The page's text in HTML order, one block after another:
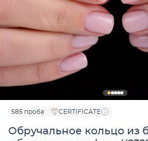
585 проба CERTIFICATE
Обручальное кольцо из